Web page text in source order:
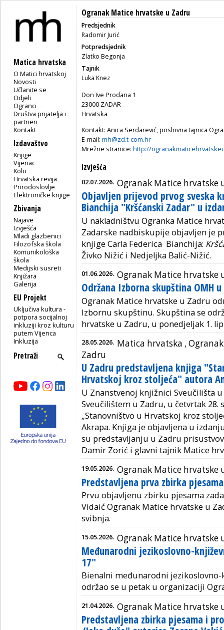
Matica hrvatska
O Matici hrvatskoj
Novosti
Učlanite se
Odjeli
Ogranci
Društva prijatelja i
partneri
Kontakt
Izdavaštvo
Knjige
Vijenac
Kolo
Hrvatska revija
Prirodoslovlje
Elektroničke knjige
Zbivanja
Najave
Izvješća
Mladi glazbenici
Filozofska škola
Komunikološka
škola
Medijski susreti
Knjižara
Galerija
EU Projekt
Uključiva kultura -
potpora socijalnoj
inkluziji kroz kulturu
putem Vijenca
Inkluzija
Ogranak Matice hrvatske u Zadru
Predsjednik
Radomir Jurić
Potpredsjednik
Zlatko Begonja
Tajnik
Luka Knez
Don Ive Prodana 1
23000 ZADAR
Hrvatska
Kontakt: Anica Serdarević, poslovna tajnica
E-mail: mh@zd.t-com.hr
Mrežne stranice: http://
Izvješća
02.07.2026. Ogranak Matice hrvatske
Objavljen prijevod prvog sveska
Bianchija "Kršćanski Zadar" u
U nakladništvu Ogranka Matice
Zadarske nadbiskupije objavljen je
knjige Carla Federica Bianchija:
Živko Nižić i Nedjeljka Balić-Nižić.
01.06.2026. Ogranak Matice hrvatske
Održana Izborna skupština OMH
Ogranak Matice hrvatske u Zadru
Izbornu skupštinu. Skupština se
hrvatske u Zadru, u ponedjeljak 1.
28.05.2026. Matica hrvatska ,
Zadru
U Zadru predstavljena knjiga
Hrvatskoj kroz stoljeća" autora
U Znanstvenoj knjižnici Sveučilišta
Sveučilištem u Zadru, u četvrtak 28.
„Stanovništvo u Hrvatskoj kroz
Akrapa. Knjiga je objavljena u
su predstavljanju u Zadru
Damir Zorić i glavni tajnik Matice
19.05.2026. Ogranak Matice hrvatske
Predstavljena prva zbirka
Prvu objavljenu zbirku pjesama
Vidaić Ogranak Matice hrvatske u
svibnja.
15.05.2026. Ogranak Matice hrvatske
Međunarodni jezikoslovno-
17″
Bienalni međunarodni jezikoslovno-
održao se u petak u organizaciji
21.04.2026. Ogranak Matice hrvatske
Predstavljena zbirka pjesama i